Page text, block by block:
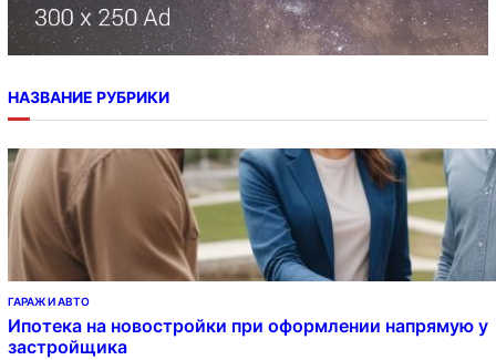
НАЗВАНИЕ РУБРИКИ
ГАРАЖ И АВТО
Ипотека на новостройки при оформлении напрямую у
застройщика